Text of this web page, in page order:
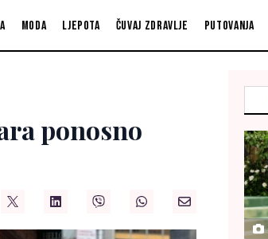
Moda Ljepota Čuvaj zdravlje Putovanja
ponosno